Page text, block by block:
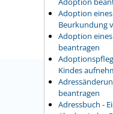
Adoption
Beurkundung
Adoption
beantragen
Kindes
beantragen
Adressbuch -